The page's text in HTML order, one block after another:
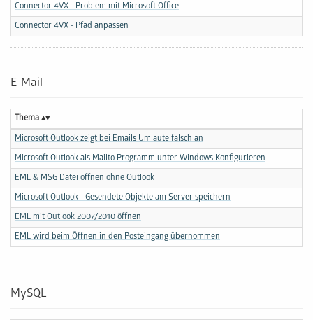
Connector 4VX - Problem mit Microsoft Office
Connector 4VX - Pfad anpassen
E-Mail
Thema
Microsoft Outlook zeigt bei Emails Umlaute falsch an
Microsoft Outlook als Mailto Programm unter Windows Konfigurieren
EML & MSG Datei öffnen ohne Outlook
Microsoft Outlook - Gesendete Objekte am Server speichern
EML mit Outlook 2007/2010 öffnen
EML wird beim Öffnen in den Posteingang übernommen
MySQL